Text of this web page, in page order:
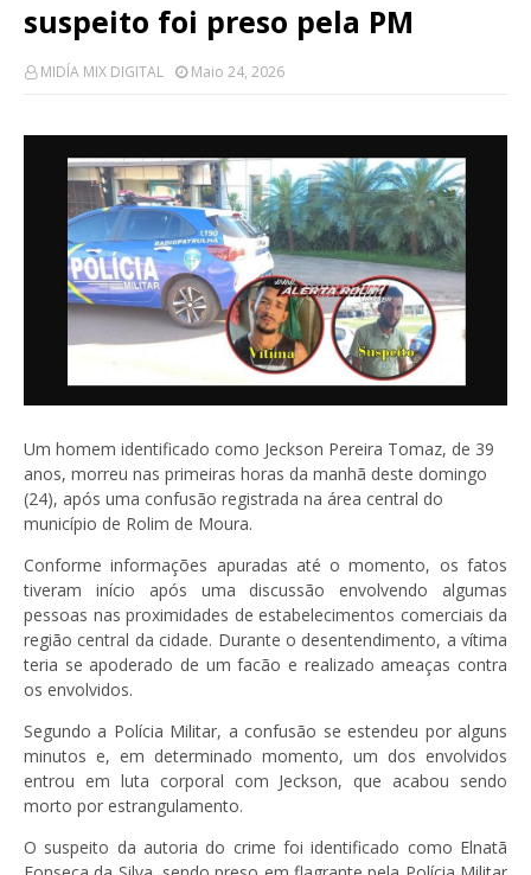
suspeito foi preso pela PM
MIDÍA MIX DIGITAL Maio 24, 2026
Um homem identificado como Jeckson Pereira Tomaz, de 39
anos, morreu nas primeiras horas da manhã deste domingo
(24), após uma confusão registrada na área central do
município de Rolim de Moura.
Conforme informações apuradas até o momento, os fatos
tiveram início após uma discussão envolvendo algumas
pessoas nas proximidades de estabelecimentos comerciais da
região central da cidade. Durante o desentendimento, a vítima
teria se apoderado de um facão e realizado ameaças contra
os envolvidos.
Segundo a Polícia Militar, a confusão se estendeu por alguns
minutos e, em determinado momento, um dos envolvidos
entrou em luta corporal com Jeckson, que acabou sendo
morto por estrangulamento.
O suspeito da autoria do crime foi identificado como Elnatã